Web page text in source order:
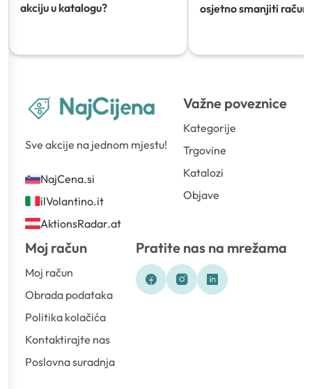
akciju u katalogu?
osjetno smanjiti račun)
Sve akcije na jednom mjestu!
NajCena.si
ilVolantino.it
AktionsRadar.at
Važne poveznice
Kategorije
Trgovine
Katalozi
Objave
Moj račun
Moj račun
Obrada podataka
Politika kolačića
Kontaktirajte nas
Poslovna suradnja
Pratite nas na mrežama